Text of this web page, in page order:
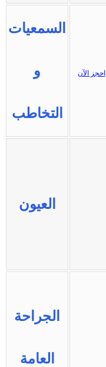
السمعيات
و
التخاطب
احجز الآن
العيون
الجراحة
العامة